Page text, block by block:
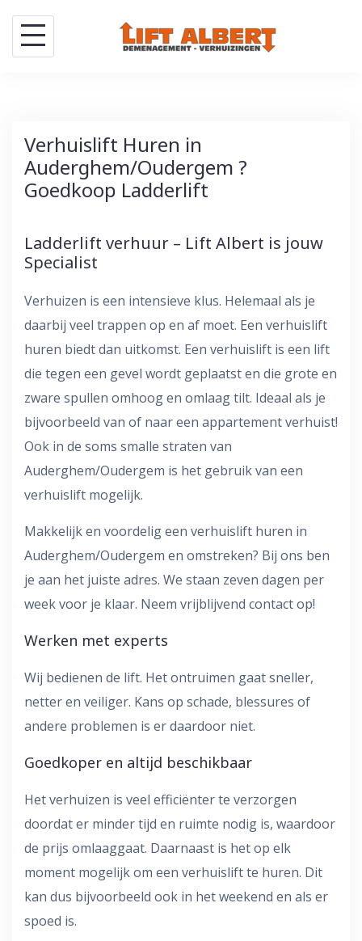
Skip
content
Verhuislift Huren in
Auderghem/Oudergem ?
Goedkoop Ladderlift
Ladderlift verhuur – Lift Albert is jouw
Specialist
Verhuizen is een intensieve klus. Helemaal als je
daarbij veel trappen op en af moet. Een verhuislift
huren biedt dan uitkomst. Een verhuislift is een lift
die tegen een gevel wordt geplaatst en die grote en
zware spullen omhoog en omlaag tilt. Ideaal als je
bijvoorbeeld van of naar een appartement verhuist!
Ook in de soms smalle straten van
Auderghem/Oudergem is het gebruik van een
verhuislift mogelijk.
Makkelijk en voordelig een verhuislift huren in
Auderghem/Oudergem en omstreken? Bij ons ben
je aan het juiste adres. We staan zeven dagen per
week voor je klaar. Neem vrijblijvend contact op!
Werken met experts
Wij bedienen de lift. Het ontruimen gaat sneller,
netter en veiliger. Kans op schade, blessures of
andere problemen is er daardoor niet.
Goedkoper en altijd beschikbaar
Het verhuizen is veel efficiënter te verzorgen
doordat er minder tijd en ruimte nodig is, waardoor
de prijs omlaaggaat. Daarnaast is het op elk
moment mogelijk om een verhuislift te huren. Dit
kan dus bijvoorbeeld ook in het weekend en als er
spoed is.